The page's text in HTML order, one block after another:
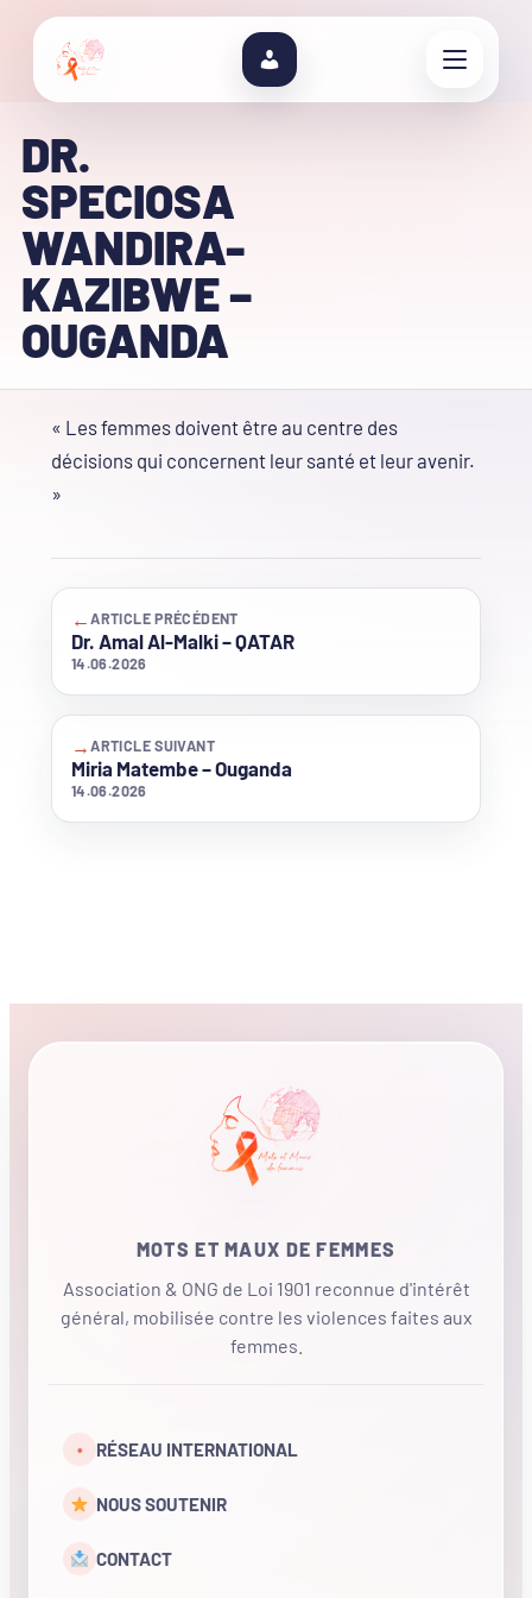
DR.
SPECIOSA
WANDIRA-
KAZIBWE –
OUGANDA
« Les femmes doivent être au centre des
décisions qui concernent leur santé et leur avenir.
»
←ARTICLE PRÉCÉDENT
Dr. Amal Al-Malki – QATAR
14.06.2026
→ARTICLE SUIVANT
Miria Matembe – Ouganda
14.06.2026
MOTS ET MAUX DE FEMMES
Association & ONG de Loi 1901 reconnue d'intérêt
général, mobilisée contre les violences faites aux
femmes.
• RÉSEAU INTERNATIONAL
NOUS SOUTENIR
CONTACT